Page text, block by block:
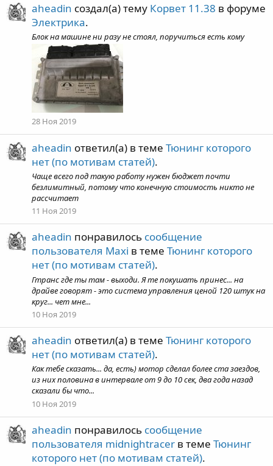
aheadin создал(а) тему Корвет 11.38 в форуме
Электрика.
Блок на машине ни разу не стоял, поручиться есть кому
28 Ноя 2019
aheadin ответил(а) в теме Тюнинг которого
нет (по мотивам статей).
Чаще всего под такую работу нужен бюджет почти
безлимитный, потому что конечную стоимость никто не
рассчитает
11 Ноя 2019
aheadin понравилось сообщение
пользователя Maxi в теме Тюнинг которого
нет (по мотивам статей).
Гтранс где ты там - выходи. Я те покушать принес... на
драйве говорят - это система управления ценой 120 штук на
круг... чет мне...
10 Ноя 2019
aheadin ответил(а) в теме Тюнинг которого
нет (по мотивам статей).
Как тебе сказать... да, есть) мотор сделал более ста заездов,
из них половина в интервале от 9 до 10 сек, два года назад
сказали бы что...
10 Ноя 2019
aheadin понравилось сообщение
пользователя midnightracer в теме Тюнинг
которого нет (по мотивам статей).